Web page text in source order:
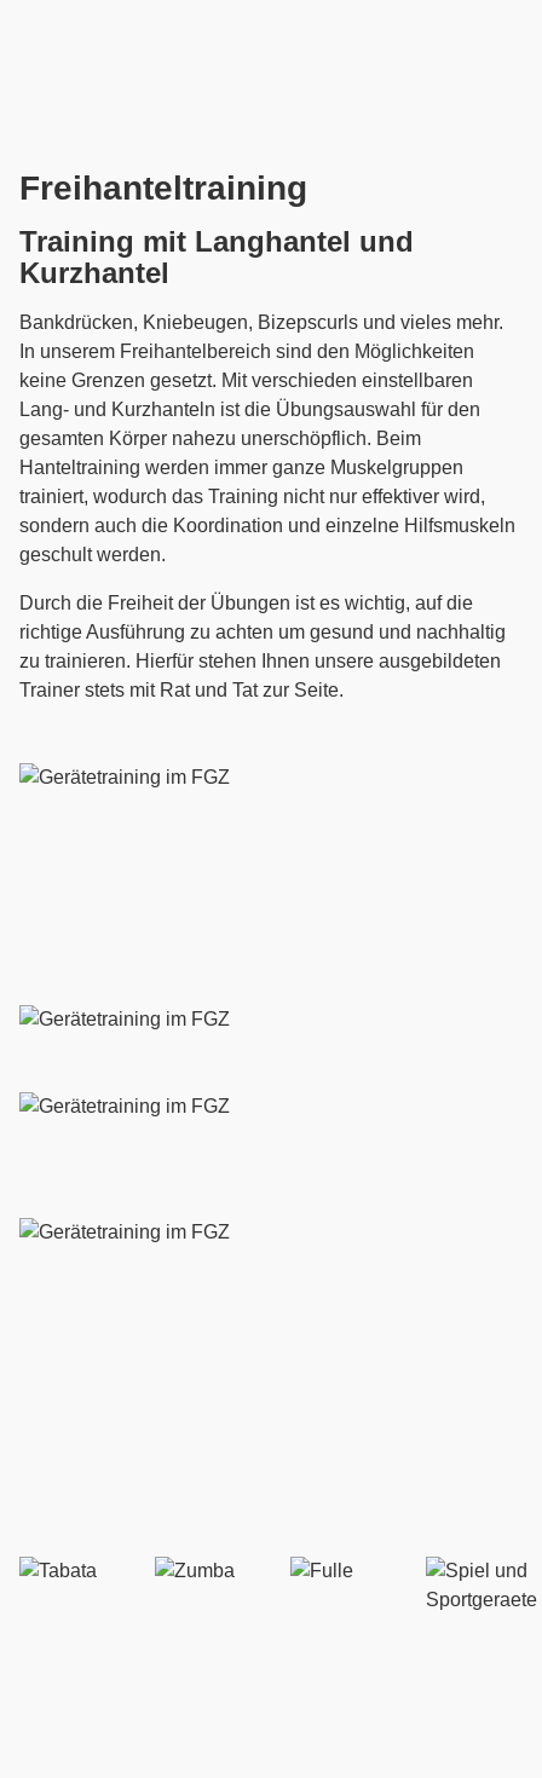
Freihanteltraining
Training mit Langhantel und
Kurzhantel
Bankdrücken, Kniebeugen, Bizepscurls und vieles mehr.
In unserem Freihantelbereich sind den Möglichkeiten
keine Grenzen gesetzt. Mit verschieden einstellbaren
Lang- und Kurzhanteln ist die Übungsauswahl für den
gesamten Körper nahezu unerschöpflich. Beim
Hanteltraining werden immer ganze Muskelgruppen
trainiert, wodurch das Training nicht nur effektiver wird,
sondern auch die Koordination und einzelne Hilfsmuskeln
geschult werden.
Durch die Freiheit der Übungen ist es wichtig, auf die
richtige Ausführung zu achten um gesund und nachhaltig
zu trainieren. Hierfür stehen Ihnen unsere ausgebildeten
Trainer stets mit Rat und Tat zur Seite.